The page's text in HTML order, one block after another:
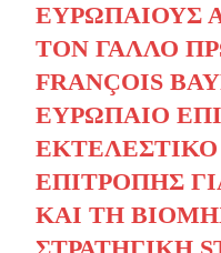
ΕΥΡΩΠΑΊΟΥΣ
ΤΟΝ ΓΆΛΛΟ
FRANÇOIS
ΕΥΡΩΠΑΊΟ
ΕΠΙΤΡΟΠΉΣ
ΚΑΙ ΤΗ